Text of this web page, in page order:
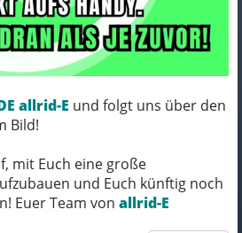
allrid-E und folgt uns über den
Bild!
mit Euch eine große
und Euch künftig noch
Euer Team von allrid-E
BESTELLEN - MIT